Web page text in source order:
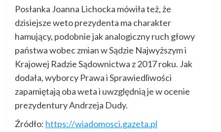
Posłanka Joanna Lichocka mówiła też, że
dzisiejsze weto prezydenta ma charakter
hamujący, podobnie jak analogiczny ruch głowy
państwa wobec zmian w Sądzie Najwyższym i
Krajowej Radzie Sądownictwa z 2017 roku. Jak
dodała, wyborcy Prawa i Sprawiedliwości
zapamiętają oba weta i uwzględnią je w ocenie
prezydentury Andrzeja Dudy.
Źródło: https://wiadomosci.gazeta.pl